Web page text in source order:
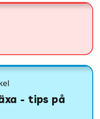
- tips på